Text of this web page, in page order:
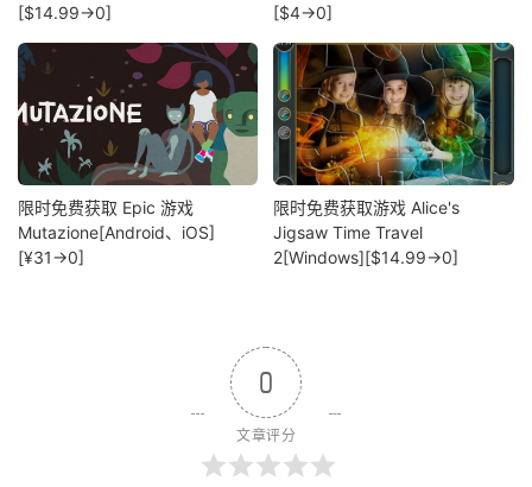
[$14.99→0]
[$4→0]
限时免费获取 Epic 游戏
Mutazione[Android、iOS]
[¥31→0]
限时免费获取游戏 Alice's
Jigsaw Time Travel
2[Windows][$14.99→0]
0
文章评分